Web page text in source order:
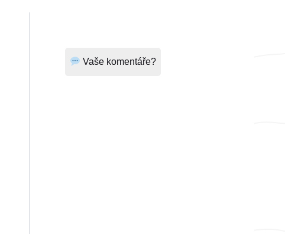
Vaše komentáře?